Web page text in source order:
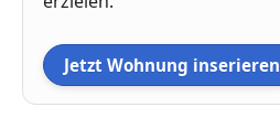
Jetzt Wohnung inserieren